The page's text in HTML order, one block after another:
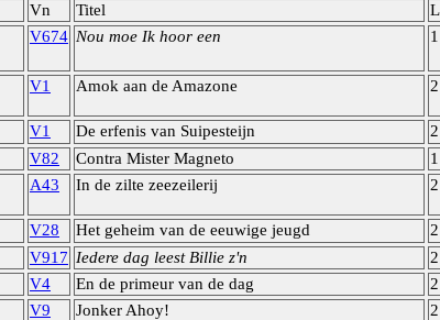
Vn Titel L
V674 Nou moe Ik hoor een 1
V1 Amok aan de Amazone 2
V1 De erfenis van Suipesteijn 2
V82 Contra Mister Magneto 1
A43 In de zilte zeezeilerij 2
V28 Het geheim van de eeuwige jeugd 2
V917 Iedere dag leest Billie z'n 2
V4 En de primeur van de dag 2
V9 Jonker Ahoy! 2